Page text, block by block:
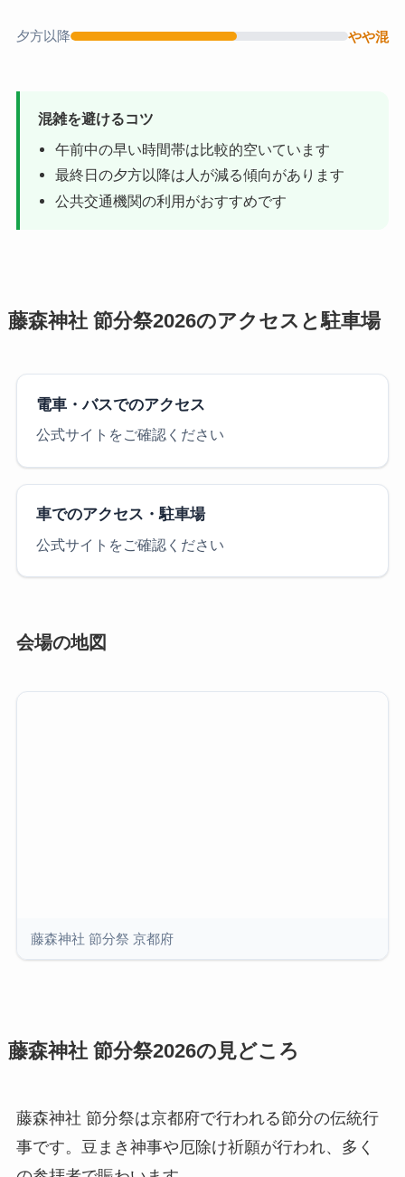
夕方以降 やや混
混雑を避けるコツ
午前中の早い時間帯は比較的空いています
最終日の夕方以降は人が減る傾向があります
公共交通機関の利用がおすすめです
藤森神社 節分祭2026のアクセスと駐車場
電車・バスでのアクセス
公式サイトをご確認ください
車でのアクセス・駐車場
公式サイトをご確認ください
会場の地図
藤森神社 節分祭 京都府
藤森神社 節分祭2026の見どころ
藤森神社 節分祭は京都府で行われる節分の伝統行
事です。豆まき神事や厄除け祈願が行われ、多く